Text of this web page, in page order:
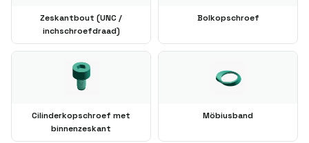
Zeskantbout (UNC /
inchschroefdraad)
Bolkopschroef
Cilinderkopschroef met
binnenzeskant
Möbiusband